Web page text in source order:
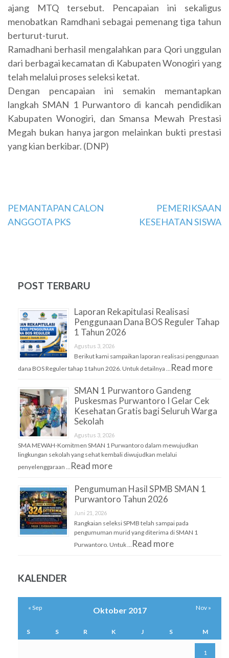
ajang MTQ tersebut. Pencapaian ini sekaligus
menobatkan Ramdhani sebagai pemenang tiga tahun
berturut-turut.
Ramadhani berhasil mengalahkan para Qori unggulan
dari berbagai kecamatan di Kabupaten Wonogiri yang
telah melalui proses seleksi ketat.
Dengan pencapaian ini semakin memantapkan
langkah SMAN 1 Purwantoro di kancah pendidikan
Kabupaten Wonogiri, dan Smansa Mewah Prestasi
Megah bukan hanya jargon melainkan bukti prestasi
yang kian berkibar. (DNP)
Navigasi
pos
PEMANTAPAN CALON
ANGGOTA PKS
PEMERIKSAAN
KESEHATAN SISWA
POST TERBARU
Laporan Rekapitulasi Realisasi
Penggunaan Dana BOS Reguler Tahap
1 Tahun 2026
Agustus 3, 2026
Berikut kami sampaikan laporan realisasi penggunaan
dana BOS Reguler tahap 1 tahun 2026. Untuk detailnya …
Read more
SMAN 1 Purwantoro Gandeng
Puskesmas Purwantoro I Gelar Cek
Kesehatan Gratis bagi Seluruh Warga
Sekolah
Agustus 3, 2026
SMA MEWAH-Komitmen SMAN 1 Purwantoro dalam mewujudkan
lingkungan sekolah yang sehat kembali diwujudkan melalui
penyelenggaraan …
Read more
Pengumuman Hasil SPMB SMAN 1
Purwantoro Tahun 2026
Juni 21, 2026
Rangkaian seleksi SPMB telah sampai pada
pengumuman murid yang diterima di SMAN 1
Purwantoro. Untuk …
Read more
KALENDER
Oktober 2017
S S R K J S M
1
« Sep Nov »